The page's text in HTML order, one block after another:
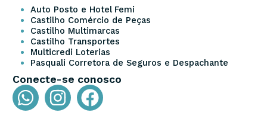
Auto Posto e Hotel Femi
Castilho Comércio de Peças
Castilho Multimarcas
Castilho Transportes
Multicredi Loterias
Pasquali Corretora de Seguros e Despachante
Conecte-se conosco